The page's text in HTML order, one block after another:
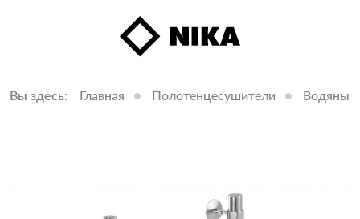
Вы здесь: Главная Полотенцесушители Водяные